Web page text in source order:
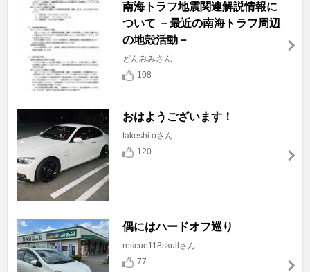
南海トラフ地震関連解説情報に
ついて －最近の南海トラフ周辺
の地殻活動－
どんみみさん
108
おはようございます！
takeshi.oさん
120
偶にはハードオフ巡り
rescue118skullさん
77